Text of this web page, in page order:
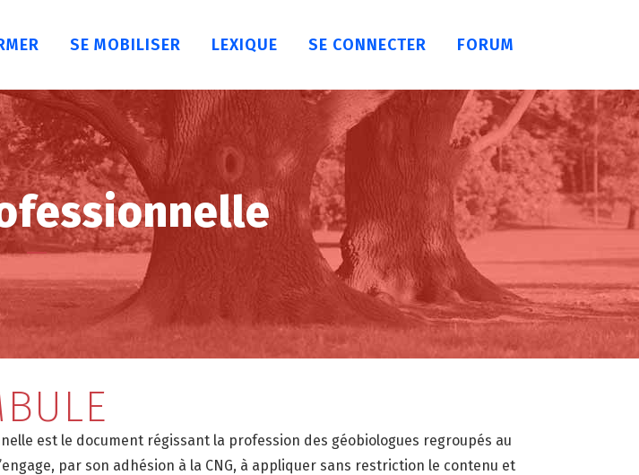
SE MOBILISER LEXIQUE SE CONNECTER FORUM
est le document régissant la profession des géobiologues regroupés au
par son adhésion à la CNG, à appliquer sans restriction le contenu et